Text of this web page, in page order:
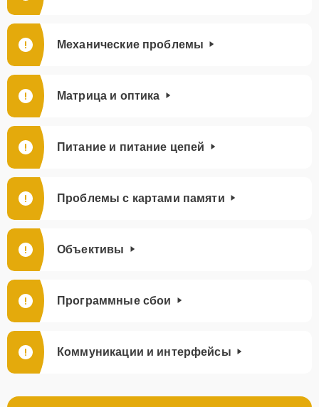
Механические проблемы
Матрица и оптика
Питание и питание цепей
Проблемы с картами памяти
Объективы
Программные сбои
Коммуникации и интерфейсы